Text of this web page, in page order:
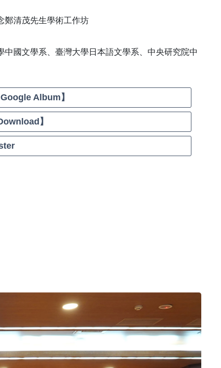
清茂先生學術工作坊
國文學系、臺灣大學日本語文學系、中央研究院中
Album】
】